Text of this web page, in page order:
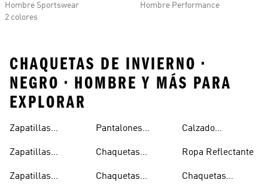
Hombre Sportswear
2 colores
Hombre Performance
CHAQUETAS DE INVIERNO •
NEGRO • HOMBRE Y MÁS PARA
EXPLORAR
Zapatillas
Mujer
Zapatillas
Hombre
Zapatillas
Capucha
Pantalones
Ligeros
Chaquetas
Chaquetas
Calzado
Ropa Reflectante
Chaquetas